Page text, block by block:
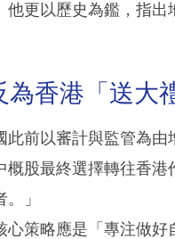
更以歷史為鑑，指
香港「送大
前以審計與監管為
股最終選擇轉往香
」
策略應是「專注做